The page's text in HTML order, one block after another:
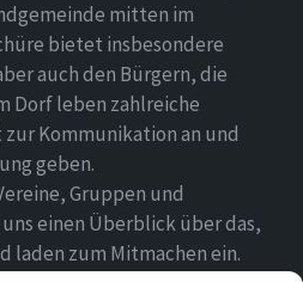
mitten im
bietet insbesondere
auch den Bürgern, die
Dorf leben zahlreiche
Kommunikation an und
geben.
Gruppen und
einen Überblick über das,
laden zum Mitmachen ein.